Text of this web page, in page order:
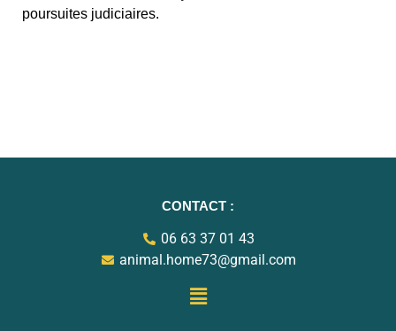
poursuites judiciaires.
CONTACT :
06 63 37 01 43
animal.home73@gmail.com